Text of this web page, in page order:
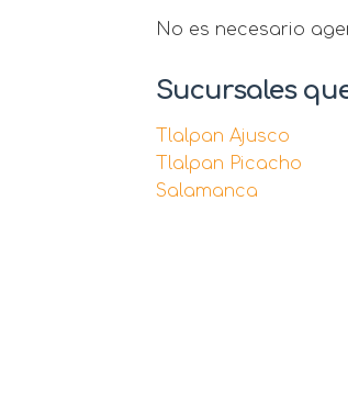
No es necesario
Sucursales
Tlalpan Ajusco
Tlalpan Picacho
Salamanca